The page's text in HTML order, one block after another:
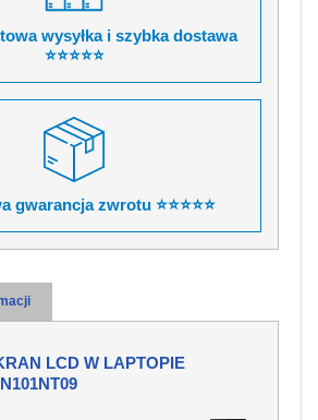
wysyłka i szybka dostawa
⭐⭐⭐⭐⭐
gwarancja zwrotu ⭐⭐⭐⭐⭐
LCD W LAPTOPIE